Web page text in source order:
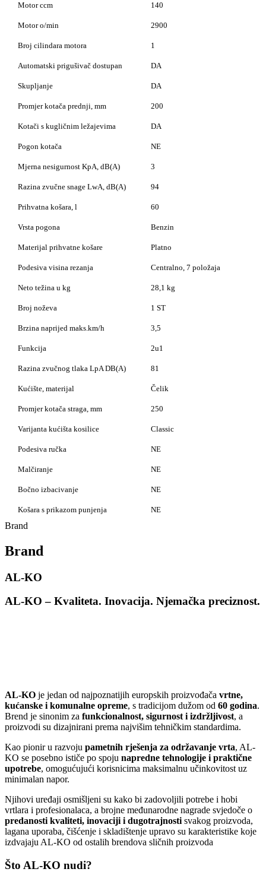
Motor ccm 140
Motor o/min 2900
Broj cilindara motora 1
Automatski prigušivač dostupan DA
Skupljanje DA
Promjer kotača prednji, mm 200
Kotači s kugličnim ležajevima DA
Pogon kotača NE
Mjerna nesigurnost KpA, dB(A) 3
Razina zvučne snage LwA, dB(A) 94
Prihvatna košara, l 60
Vrsta pogona Benzin
Materijal prihvatne košare Platno
Podesiva visina rezanja Centralno, 7 položaja
Neto težina u kg 28,1 kg
Broj noževa 1 ST
Brzina naprijed maks.km/h 3,5
Funkcija 2u1
Razina zvučnog tlaka LpA DB(A) 81
Kućište, materijal Čelik
Promjer kotača straga, mm 250
Varijanta kućišta kosilice Classic
Podesiva ručka NE
Malčiranje NE
Bočno izbacivanje NE
Košara s prikazom punjenja NE
Brand
Brand
AL-KO
AL-KO – Kvaliteta. Inovacija. Njemačka preciznost.
AL-KO je jedan od najpoznatijih europskih proizvođača vrtne,
kućanske i komunalne opreme, s tradicijom dužom od 60 godina.
Brend je sinonim za funkcionalnost, sigurnost i izdržljivost, a
proizvodi su dizajnirani prema najvišim tehničkim standardima.
Kao pionir u razvoju pametnih rješenja za održavanje vrta, AL-
KO se posebno ističe po spoju napredne tehnologije i praktične
upotrebe, omogućujući korisnicima maksimalnu učinkovitost uz
minimalan napor.
Njihovi uređaji osmišljeni su kako bi zadovoljili potrebe i hobi
vrtlara i profesionalaca, a brojne međunarodne nagrade svjedoče o
predanosti kvaliteti, inovaciji i dugotrajnosti svakog proizvoda,
lagana uporaba, čišćenje i skladištenje upravo su karakteristike koje
izdvajaju AL-KO od ostalih brendova sličnih proizvoda
Što AL-KO nudi?